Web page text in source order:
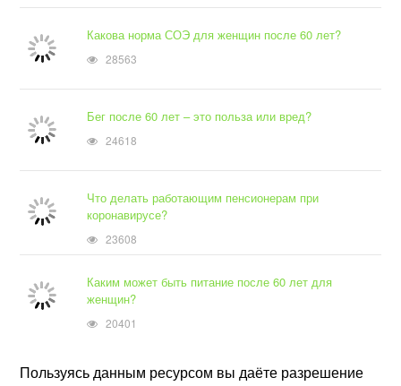
Какова норма СОЭ для женщин после 60 лет?
28563
Бег после 60 лет – это польза или вред?
24618
Что делать работающим пенсионерам при
коронавирусе?
23608
Каким может быть питание после 60 лет для
женщин?
20401
Пользуясь данным ресурсом вы даёте разрешение